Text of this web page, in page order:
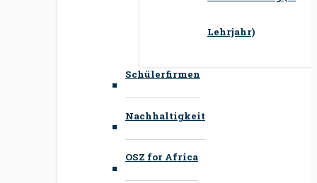
Lehrjahr)
Schülerfirmen
Nachhaltigkeit
OSZ for Africa